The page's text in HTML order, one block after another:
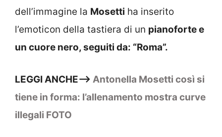
dell’immagine la Mosetti ha inserito
l’emoticon della tastiera di un pianoforte e
un cuore nero, seguiti da: “Roma”.
LEGGI ANCHE–> Antonella Mosetti così si
tiene in forma: l’allenamento mostra curve
illegali FOTO